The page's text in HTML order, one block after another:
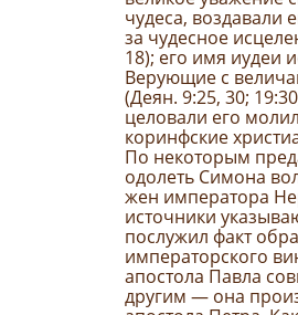
чудеса, воздавали
за чудесное
18); его имя иудеи
Верующие с
(Деян. 9:25, 30;
целовали его
коринфские
По некоторым
одолеть Симона
жен императора
источники
послужил факт
императорского
апостола Павла
другим — она